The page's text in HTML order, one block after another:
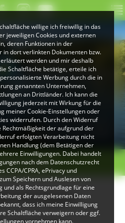
bei Herrenschwand
© Christoph Wasmer
Albsteig Schwarzwald
© Klaus Peter Kappest
Mettel
(Teningen)
willige ich freiwillig in das
jeweiligen Cookies und externen
deren Funktionen in der
in dort verlinkten Dokumenten bzw.
werden und mir deshalb
Schaltfläche betätige, erteile ich
Werbung durch die in
genannten Unternehmen,
an Drittländer. Ich kann die
jederzeit mit Wirkung für die
meiner Cookie-Einstellungen oder
widerrufen. Durch den Widerruf
der aufgrund der
erfolgten Verarbeitung nicht
Handlung (dem Betätigen der
Einwilligungen. Dabei handelt
nach dem Datenschutzrecht
CCPA/CPRA, ePrivacy und
Speichern und Auslesen von
und als Rechtsgrundlage für eine
der ausgelesenen Daten
dass ich meine Einwilligung
Schaltfläche verweigern oder ggf.
vornehmen kann.